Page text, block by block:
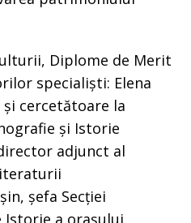
Diplome de Merit
specialiști: Elena
cercetătoare la
și Istorie
adjunct al
șefa Secției
Istorie a orașului